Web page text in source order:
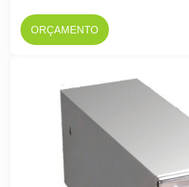
ORÇAMENTO